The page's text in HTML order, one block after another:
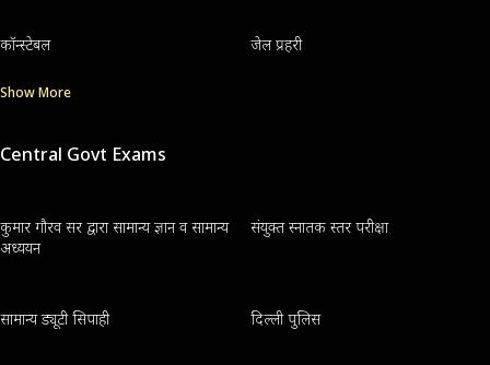
कॉन्स्टेबल जेल प्रहरी
Show More
Central Govt Exams
कुमार गौरव सर द्वारा सामान्य ज्ञान व सामान्य
अध्ययन
संयुक्त स्नातक स्तर परीक्षा
सामान्य ड्यूटी सिपाही दिल्ली पुलिस